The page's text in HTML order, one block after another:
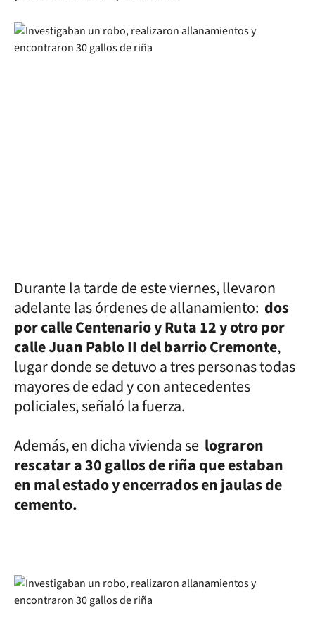
Durante la tarde de este viernes, llevaron
adelante las órdenes de allanamiento: dos
por calle Centenario y Ruta 12 y otro por
calle Juan Pablo II del barrio Cremonte,
lugar donde se detuvo a tres personas todas
mayores de edad y con antecedentes
policiales, señaló la fuerza.
Además, en dicha vivienda se lograron
rescatar a 30 gallos de riña que estaban
en mal estado y encerrados en jaulas de
cemento.